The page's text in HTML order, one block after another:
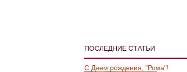
ПОСЛЕДНИЕ СТАТЬИ
С Днем рождения, "Рома"!